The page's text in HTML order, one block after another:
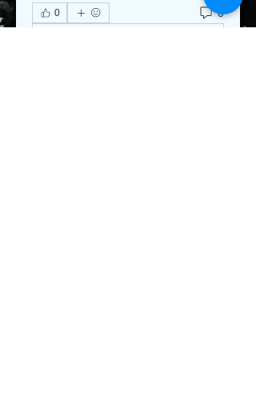
0 0